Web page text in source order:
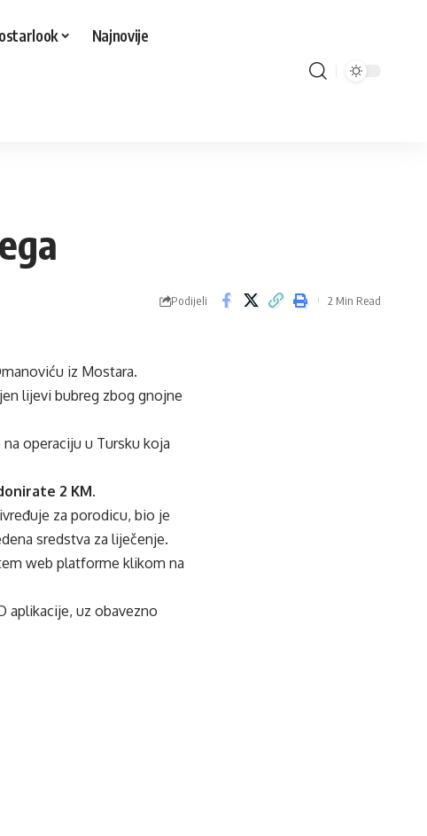
Najnovije
Podijeli 2 Min Read
iz Mostara.
lijevi bubreg zbog gnojne
operaciju u Tursku koja
2 KM.
za porodicu, bio je
sredstva za liječenje.
web platforme klikom na
aplikacije, uz obavezno